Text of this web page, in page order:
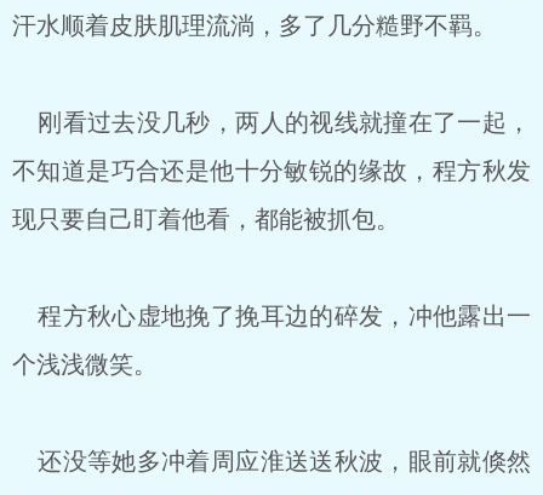
汗水顺着皮肤肌理流淌，多了几分糙野不羁。
刚看过去没几秒，两人的视线就撞在了一起，
不知道是巧合还是他十分敏锐的缘故，程方秋发
现只要自己盯着他看，都能被抓包。
程方秋心虚地挽了挽耳边的碎发，冲他露出一
个浅浅微笑。
还没等她多冲着周应淮送送秋波，眼前就倏然